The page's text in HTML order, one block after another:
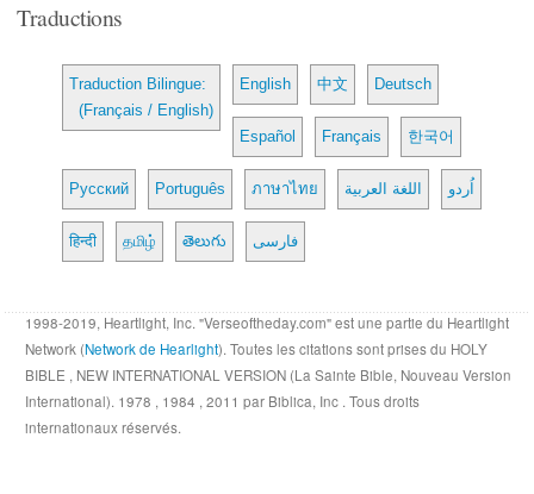
Traductions
Traduction Bilingue:
(Français / English)
English 中文 Deutsch
Español Français 한국어
Русский Português ภาษาไทย اللغة العربية اُردو
हिन्दी தமிழ் తెలుగు فارسی
1998-2019, Heartlight, Inc. "Verseoftheday.com" est une partie du Heartlight
Network (Network de Hearlight). Toutes les citations sont prises du HOLY
BIBLE , NEW INTERNATIONAL VERSION (La Sainte Bible, Nouveau Version
International). 1978 , 1984 , 2011 par Biblica, Inc . Tous droits
internationaux réservés.